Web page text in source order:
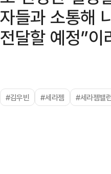
자들과 소통해
전달할 예정”이
#김우빈 #세라젬 #세라젬밸